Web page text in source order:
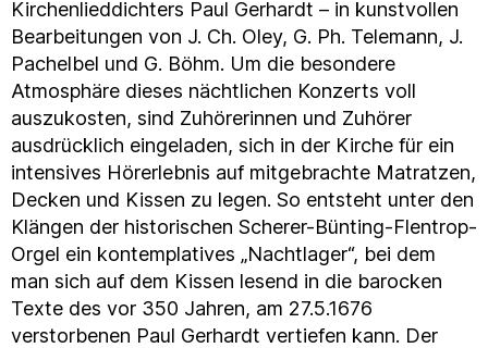
Kirchenlieddichters Paul Gerhardt – in kunstvollen
Bearbeitungen von J. Ch. Oley, G. Ph. Telemann, J.
Pachelbel und G. Böhm. Um die besondere
Atmosphäre dieses nächtlichen Konzerts voll
auszukosten, sind Zuhörerinnen und Zuhörer
ausdrücklich eingeladen, sich in der Kirche für ein
intensives Hörerlebnis auf mitgebrachte Matratzen,
Decken und Kissen zu legen. So entsteht unter den
Klängen der historischen Scherer-Bünting-Flentrop-
Orgel ein kontemplatives „Nachtlager“, bei dem
man sich auf dem Kissen lesend in die barocken
Texte des vor 350 Jahren, am 27.5.1676
verstorbenen Paul Gerhardt vertiefen kann. Der